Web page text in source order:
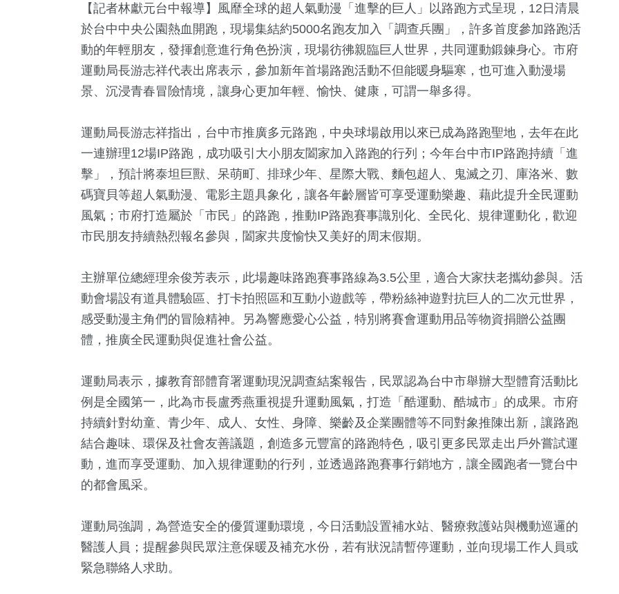
【記者林獻元台中報導】風靡全球的超人氣動漫「進擊的巨人」以路跑方式呈現，12日清晨
於台中中央公園熱血開跑，現場集結約5000名跑友加入「調查兵團」，許多首度參加路跑活
動的年輕朋友，發揮創意進行角色扮演，現場彷彿親臨巨人世界，共同運動鍛鍊身心。市府
運動局長游志祥代表出席表示，參加新年首場路跑活動不但能暖身驅寒，也可進入動漫場
景、沉浸青春冒險情境，讓身心更加年輕、愉快、健康，可謂一舉多得。
運動局長游志祥指出，台中市推廣多元路跑，中央球場啟用以來已成為路跑聖地，去年在此
一連辦理12場IP路跑，成功吸引大小朋友闔家加入路跑的行列；今年台中市IP路跑持續「進
擊」，預計將泰坦巨獸、呆萌町、排球少年、星際大戰、麵包超人、鬼滅之刃、庫洛米、數
碼寶貝等超人氣動漫、電影主題具象化，讓各年齡層皆可享受運動樂趣、藉此提升全民運動
風氣；市府打造屬於「市民」的路跑，推動IP路跑賽事識別化、全民化、規律運動化，歡迎
市民朋友持續熱烈報名參與，闔家共度愉快又美好的周末假期。
主辦單位總經理余俊芳表示，此場趣味路跑賽事路線為3.5公里，適合大家扶老攜幼參與。活
動會場設有道具體驗區、打卡拍照區和互動小遊戲等，帶粉絲神遊對抗巨人的二次元世界，
感受動漫主角們的冒險精神。另為響應愛心公益，特別將賽會運動用品等物資捐贈公益團
體，推廣全民運動與促進社會公益。
運動局表示，據教育部體育署運動現況調查結案報告，民眾認為台中市舉辦大型體育活動比
例是全國第一，此為市長盧秀燕重視提升運動風氣，打造「酷運動、酷城市」的成果。市府
持續針對幼童、青少年、成人、女性、身障、樂齡及企業團體等不同對象推陳出新，讓路跑
結合趣味、環保及社會友善議題，創造多元豐富的路跑特色，吸引更多民眾走出戶外嘗試運
動，進而享受運動、加入規律運動的行列，並透過路跑賽事行銷地方，讓全國跑者一覽台中
的都會風采。
運動局強調，為營造安全的優質運動環境，今日活動設置補水站、醫療救護站與機動巡邏的
醫護人員；提醒參與民眾注意保暖及補充水份，若有狀況請暫停運動，並向現場工作人員或
緊急聯絡人求助。
+
2024總統大選
19+
司法放大鏡
+
兩岸藝苑天地
11+
海峽論壇專區
312+
熱門
369+
旅遊
15+
評論
4+
兩岸佛教文化交
流專區
1+
2023金鐘獎
1214+
社會
1+
福建林公信俗文
化專區
60+
148+
運動
10+
演唱會
610